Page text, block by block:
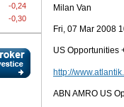
Milan Van
Fri, 07 Mar 2008
US Opportunities
http://
ABN AMRO US
-0,24
-0,30